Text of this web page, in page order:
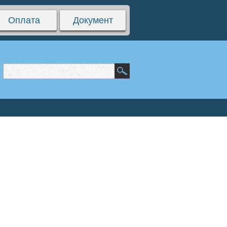
Оплата Документ